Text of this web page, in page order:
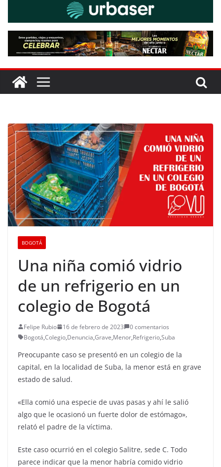
BOGOTÁ
Una niña comió vidrio
de un refrigerio en un
colegio de Bogotá
Felipe Rubio 16 de febrero de 2023
0 comentarios
Bogotá,Colegio,Denuncia,Grave,Menor,Refrigerio,Suba
Preocupante caso se presentó en un colegio de la
capital, en la localidad de Suba, la menor está en grave
estado de salud.
«Ella comió una especie de uvas pasas y ahí le salió
algo que le ocasionó un fuerte dolor de estómago»,
relató el padre de la víctima.
Este caso ocurrió en el colegio Salitre, sede C. Todo
parece indicar que la menor habría comido vidrio